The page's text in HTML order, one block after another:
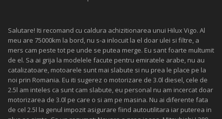
Salutare! Iti recomand cu caldura achizitionarea unui Hilux Vigo. Al
meu are 75000km la bord, nu s-a inlocuit la el doar ulei si filtre, a
mers cam peste tot pe unde se putea merge. Eu sant foarte multumit
de el. Sa ai grija la modelele facute pentru emiratele arabe, nu au
catalizatoare, motoarele sunt mai slabute si nu prea le place pe la
noi prin Romania. Eu iti sugerez o motorizare de 3.0l diesel, cele de
2.5l am inteles ca sunt cam slabute, eu personal nu am incercat doar
motorizarea de 3.0l pe care o si am pe masina. Nu ai diferente fata
de cel 2.5l la genul impozit asigurare fiind autoutilitara iar puterea in